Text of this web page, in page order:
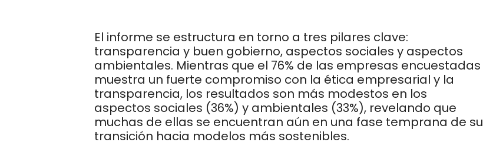
El informe se estructura en torno a tres pilares clave:
transparencia y buen gobierno, aspectos sociales y aspectos
ambientales. Mientras que el 76% de las empresas encuestadas
muestra un fuerte compromiso con la ética empresarial y la
transparencia, los resultados son más modestos en los
aspectos sociales (36%) y ambientales (33%), revelando que
muchas de ellas se encuentran aún en una fase temprana de su
transición hacia modelos más sostenibles.